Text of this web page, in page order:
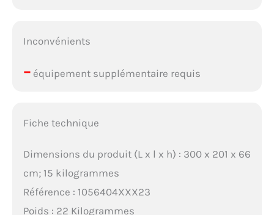
Inconvénients
–équipement supplémentaire requis
Fiche technique
Dimensions du produit (L x l x h) : 300 x 201 x 66
cm; 15 kilogrammes
Référence : 1056404XXX23
Poids : 22 Kilogrammes